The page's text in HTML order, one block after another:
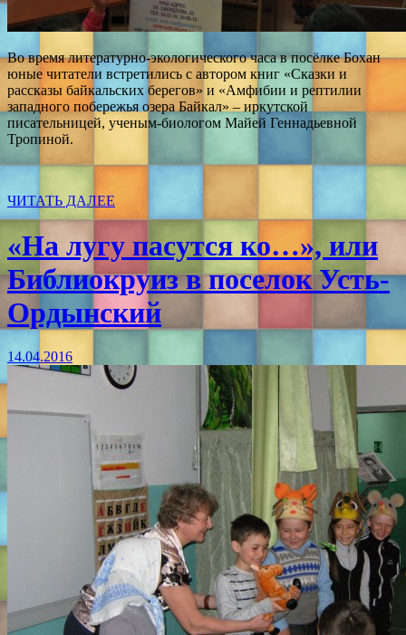
Во время литературно-экологического часа в посёлке Бохан
юные читатели встретились с автором книг «Сказки и
рассказы байкальских берегов» и «Амфибии и рептилии
западного побережья озера Байкал» – иркутской
писательницей, ученым-биологом Майей Геннадьевной
Тропиной.
ЧИТАТЬ ДАЛЕЕ
«На лугу пасутся ко…», или
Библиокруиз в поселок Усть-
Ордынский
14.04.2016